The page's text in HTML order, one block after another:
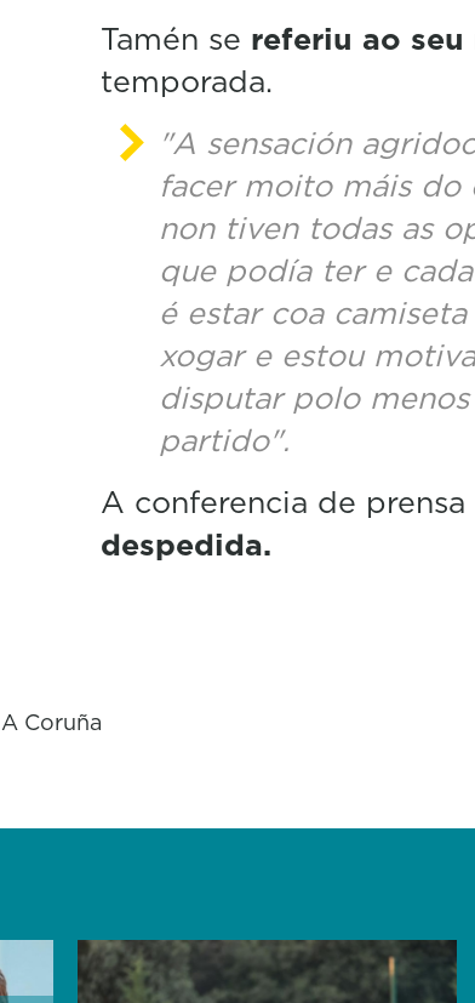
Tamén se referiu ao
temporada.
"A sensación
facer moito máis do
non tiven todas as
que podía ter e
é estar coa
xogar e estou
disputar polo
partido".
A conferencia de prensa
despedida.
A Coruña